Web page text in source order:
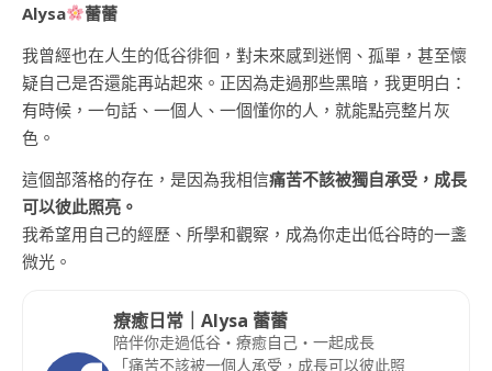
Alysa
蕾蕾
我曾經也在人生的低谷徘徊，對未來感到迷惘、孤單，甚至懷
疑自己是否還能再站起來。正因為走過那些黑暗，我更明白：
有時候，一句話、一個人、一個懂你的人，就能點亮整片灰
色。
這個部落格的存在，是因為我相信痛苦不該被獨自承受，成長
可以彼此照亮。
我希望用自己的經歷、所學和觀察，成為你走出低谷時的一盞
微光。
療癒日常｜Alysa 蕾蕾
陪伴你走過低谷・療癒自己・一起成長
「痛苦不該被一個人承受，成長可以彼此照